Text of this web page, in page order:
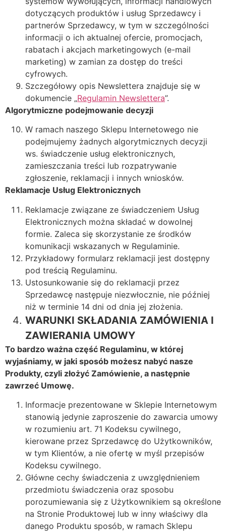
dotyczących produktów i usług Sprzedawcy i
partnerów Sprzedawcy, w tym w szczególności
informacji o ich aktualnej ofercie, promocjach,
rabatach i akcjach marketingowych (e-mail
marketing) w zamian za dostęp do treści
cyfrowych.
Szczegółowy opis Newslettera znajduje się w
dokumencie „Regulamin Newslettera”.
Algorytmiczne podejmowanie decyzji
W ramach naszego Sklepu Internetowego nie
podejmujemy żadnych algorytmicznych decyzji
ws. świadczenie usług elektronicznych,
zamieszczania treści lub rozpatrywanie
zgłoszenie, reklamacji i innych wniosków.
Reklamacje Usług Elektronicznych
Reklamacje związane ze świadczeniem Usług
Elektronicznych można składać w dowolnej
formie. Zaleca się skorzystanie ze środków
komunikacji wskazanych w Regulaminie.
Przykładowy formularz reklamacji jest dostępny
pod treścią Regulaminu.
Ustosunkowanie się do reklamacji przez
Sprzedawcę następuje niezwłocznie, nie później
niż w terminie 14 dni od dnia jej złożenia.
WARUNKI SKŁADANIA ZAMÓWIENIA I
ZAWIERANIA UMOWY
To bardzo ważna część Regulaminu, w której
wyjaśniamy, w jaki sposób możesz nabyć nasze
Produkty, czyli złożyć Zamówienie, a następnie
zawrzeć Umowę.
Informacje prezentowane w Sklepie Internetowym
stanowią jedynie zaproszenie do zawarcia umowy
w rozumieniu art. 71 Kodeksu cywilnego,
kierowane przez Sprzedawcę do Użytkowników,
w tym Klientów, a nie ofertę w myśl przepisów
Kodeksu cywilnego.
Główne cechy świadczenia z uwzględnieniem
przedmiotu świadczenia oraz sposobu
porozumiewania się z Użytkownikiem są określone
na Stronie Produktowej lub w inny właściwy dla
danego Produktu sposób, w ramach Sklepu